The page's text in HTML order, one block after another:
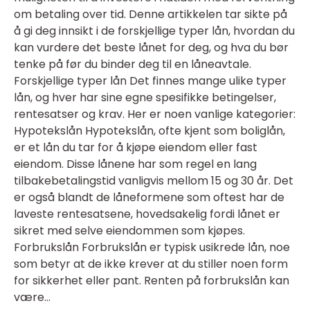
om betaling over tid. Denne artikkelen tar sikte på
å gi deg innsikt i de forskjellige typer lån, hvordan du
kan vurdere det beste lånet for deg, og hva du bør
tenke på før du binder deg til en låneavtale.
Forskjellige typer lån Det finnes mange ulike typer
lån, og hver har sine egne spesifikke betingelser,
rentesatser og krav. Her er noen vanlige kategorier:
Hypotekslån Hypotekslån, ofte kjent som boliglån,
er et lån du tar for å kjøpe eiendom eller fast
eiendom. Disse lånene har som regel en lang
tilbakebetalingstid vanligvis mellom 15 og 30 år. Det
er også blandt de låneformene som oftest har de
laveste rentesatsene, hovedsakelig fordi lånet er
sikret med selve eiendommen som kjøpes.
Forbrukslån Forbrukslån er typisk usikrede lån, noe
som betyr at de ikke krever at du stiller noen form
for sikkerhet eller pant. Renten på forbrukslån kan
være...